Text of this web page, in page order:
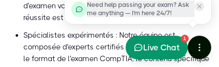
d'examen vous sont intégralement remboursés. Votre
réussite est notre priorité.
Spécialistes expérimentés : Notre équipe est
composée d'experts certifiés maîtrisant parfaitement
le format de l'examen CompTIA, le contenu spécifique
Need help passing your exam? Ask
me anything — I'm here 24/7!
1
Live Chat